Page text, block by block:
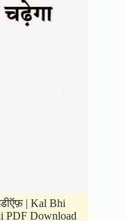
| Kal Bhi
PDF Download